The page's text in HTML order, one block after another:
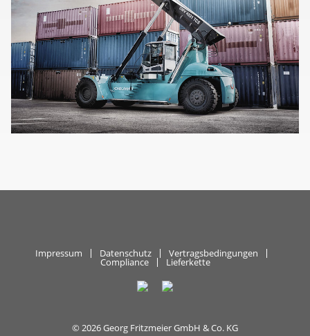
Impressum Datenschutz Vertragsbedingungen
Compliance Lieferkette
© 2026 Georg Fritzmeier GmbH & Co. KG